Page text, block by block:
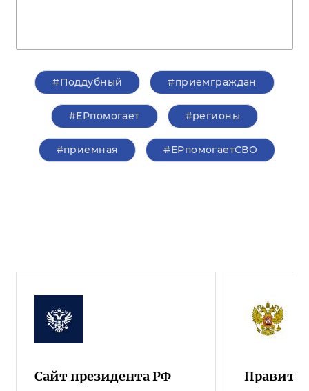
#Поддубный #приемграждан
#ЕРпомогает #регионы
#приемная #ЕРпомогаетСВО
Сайт президента РФ